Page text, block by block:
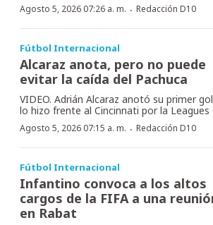
Agosto 5, 2026 07:26 a. m. · Redacción D10
Fútbol Internacional
Alcaraz anota, pero no puede
evitar la caída del Pachuca
VIDEO. Adrián Alcaraz anotó su primer
lo hizo frente al Cincinnati por la Leagues
Agosto 5, 2026 07:15 a. m. · Redacción D10
Fútbol Internacional
Infantino convoca a los altos
cargos de la FIFA a una
en Rabat